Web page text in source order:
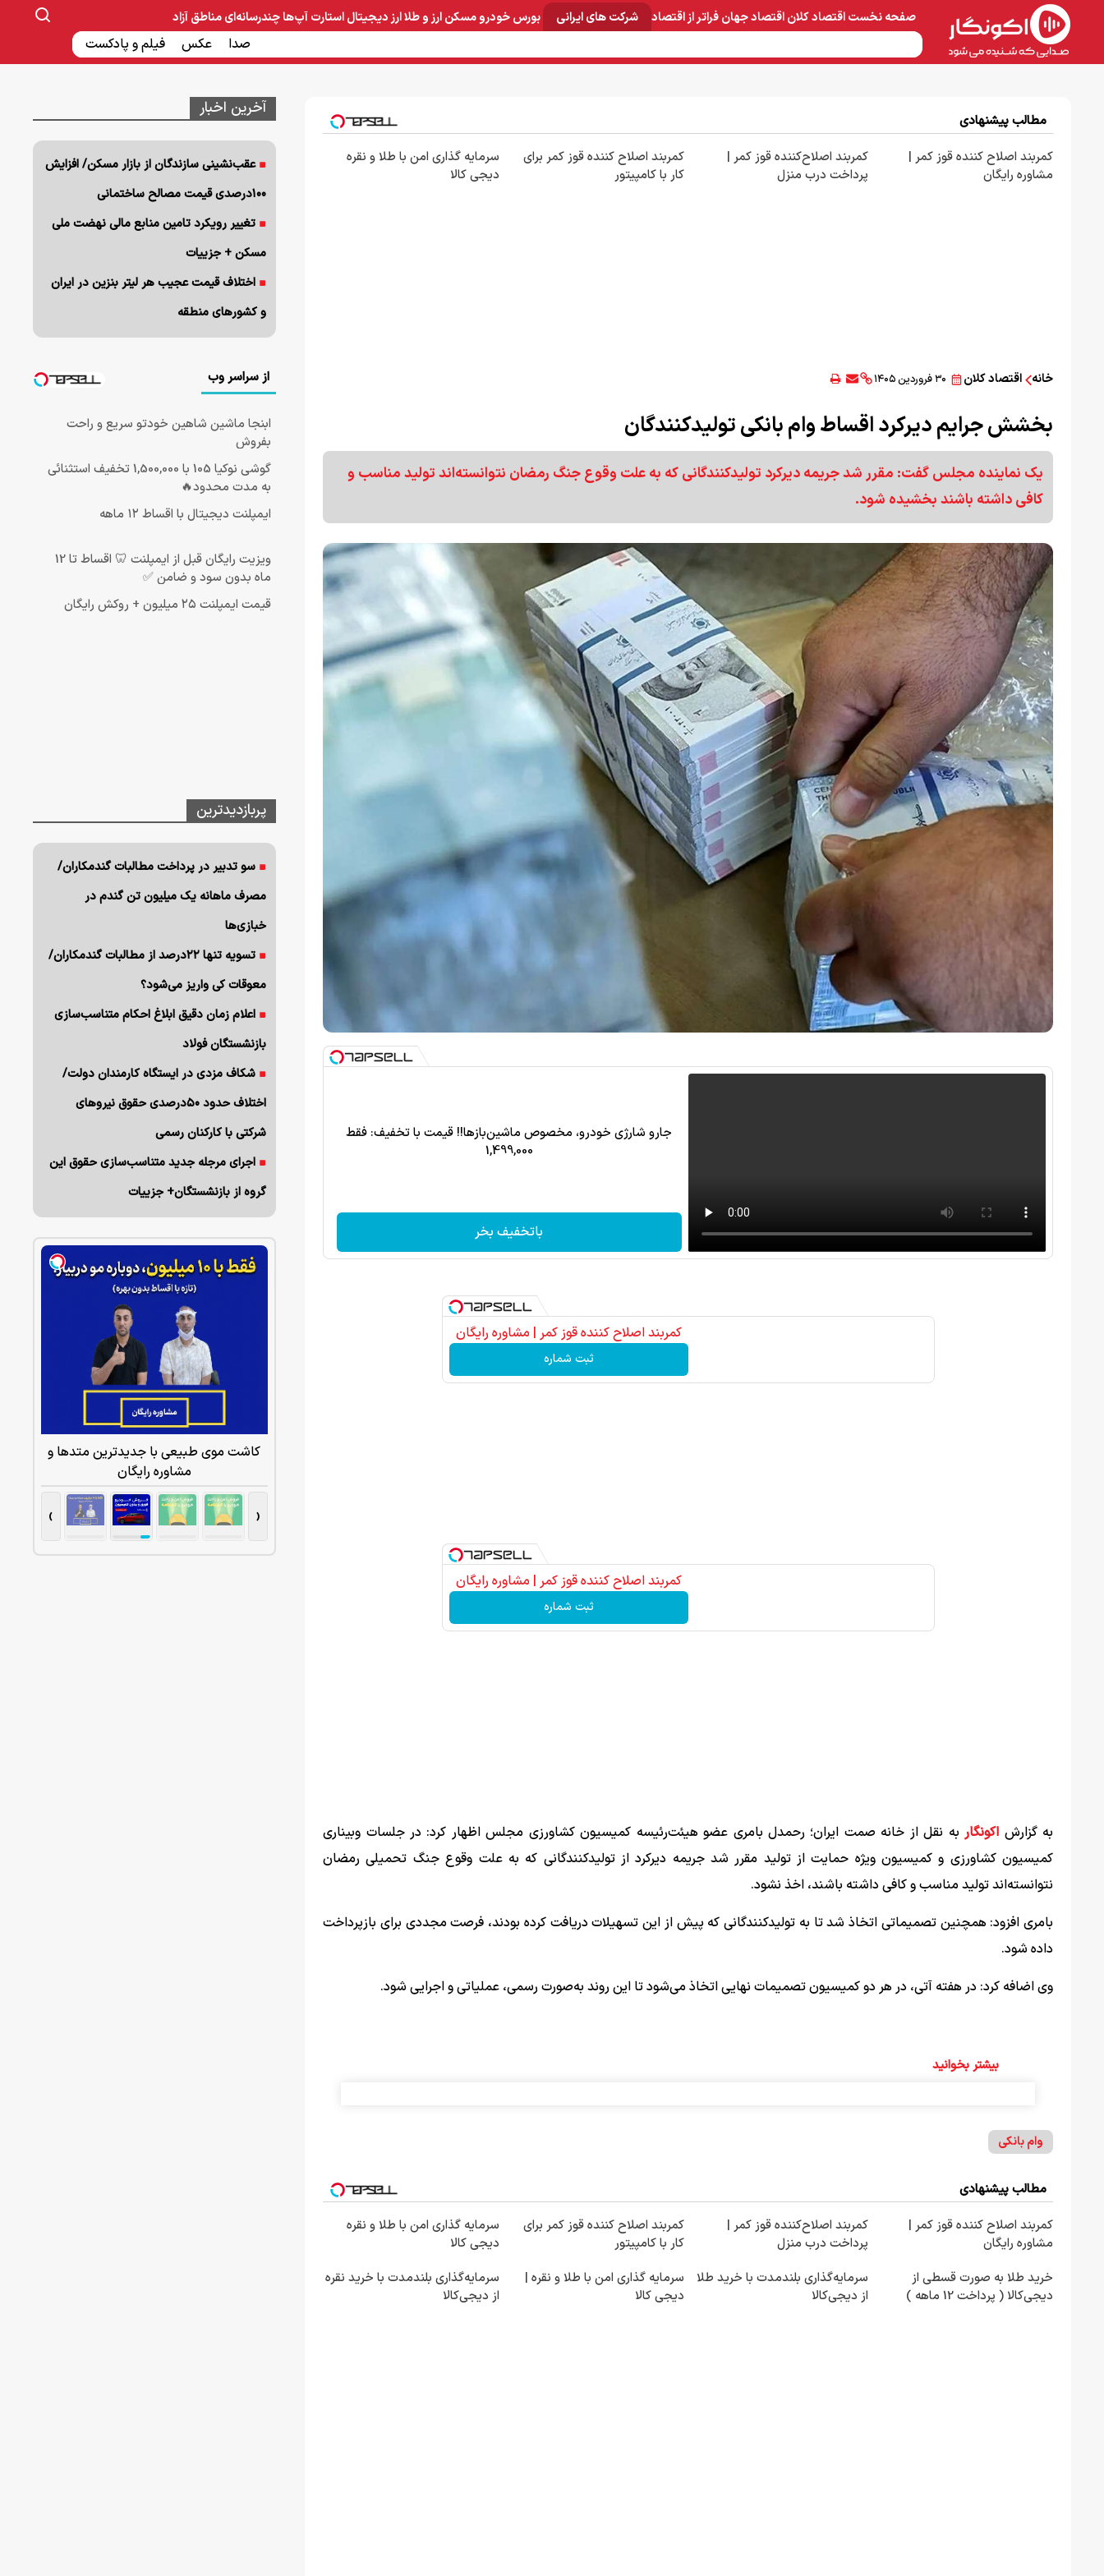
صفحه نخستاقتصاد کلاناقتصاد جهانفراتر از اقتصاد شرکت های ایرانی
صنایع غذایی و دارویی ساخت و ساز بانک و بیمه
بورسخودرومسکنارز و طلاارز دیجیتالاستارت آپ‌هاچندرسانه‌ای
صدا عکس فیلم و پادکست
مناطق آزاد
مطالب پیشنهادی
کمربند اصلاح کننده قوز کمر |
مشاوره رایگان
کمربند اصلاح‌کننده قوز کمر |
پرداخت درب منزل
کمربند اصلاح کننده قوز کمر برای
کار با کامپیتور
سرمایه گذاری امن با طلا و نقره
دیجی کالا
خانه اقتصاد کلان ۳۰ فروردین ۱۴۰۵
بخشش جرایم دیرکرد اقساط وام بانکی تولیدکنندگان
یک نماینده مجلس گفت: مقرر شد جریمه دیرکرد تولیدکنندگانی که به علت وقوع جنگ رمضان نتوانسته‌اند تولید مناسب و
کافی داشته باشند بخشیده شود.
جارو شارژی خودرو، مخصوص ماشین‌باز‌ها!! قیمت با تخفیف: فقط
1,499,000
باتخفیف بخر
کمربند اصلاح کننده قوز کمر | مشاوره رایگان
ثبت شماره
کمربند اصلاح کننده قوز کمر | مشاوره رایگان
ثبت شماره
به گزارش اکونگار به نقل از خانه صمت ایران؛ رحمدل بامری ‌عضو هیئت‌رئیسه کمیسیون کشاورزی مجلس اظهار کرد: در جلسات وبیناری
کمیسیون کشاورزی و کمیسیون ویژه حمایت از تولید مقرر شد جریمه دیرکرد از تولیدکنندگانی که به علت وقوع جنگ تحمیلی رمضان
نتوانسته‌اند تولید مناسب و کافی داشته باشند، اخذ نشود.
بامری افزود: همچنین تصمیماتی اتخاذ شد تا به تولیدکنندگانی که پیش از این تسهیلات دریافت کرده بودند، فرصت مجددی برای بازپرداخت
داده شود.
وی اضافه کرد: در هفته آتی، در هر دو کمیسیون تصمیمات نهایی اتخاذ می‌شود تا این روند به‌صورت رسمی، عملیاتی و اجرایی شود.
بیشتر بخوانید
وام بانکی
مطالب پیشنهادی
کمربند اصلاح کننده قوز کمر |
مشاوره رایگان
کمربند اصلاح‌کننده قوز کمر |
پرداخت درب منزل
کمربند اصلاح کننده قوز کمر برای
کار با کامپیتور
سرمایه گذاری امن با طلا و نقره
دیجی کالا
خرید طلا به صورت قسطی از
دیجی‌کالا ( پرداخت 12 ماهه )
سرمایه‌گذاری بلندمدت با خرید طلا
از دیجی‌کالا
سرمایه گذاری امن با طلا و نقره |
دیجی کالا
سرمایه‌گذاری بلندمدت با خرید نقره
از دیجی‌کالا
آخرین اخبار
عقب‌نشینی سازندگان از بازار مسکن/ افزایش
۱۰۰درصدی قیمت مصالح ساختمانی
تغییر رویکرد تامین منابع مالی نهضت ملی
مسکن + جزییات
اختلاف قیمت عجیب هر لیتر بنزین در ایران
و کشورهای منطقه
از سراسر وب
ابنجا ماشین شاهین خودتو سریع و راحت
بفروش
گوشی نوکیا 105 با 1,500,000 تخفیف استثنائی
به مدت محدود🔥
ایمپلنت دیجیتال با اقساط ۱۲ ماهه
ویزیت رایگان قبل از ایمپلنت 🦷 اقساط تا 12
ماه بدون سود و ضامن ✅
قیمت ایمپلنت ۲۵ میلیون + روکش رایگان
پربازدیدترین
سو تدبیر در پرداخت مطالبات گندمکاران/
مصرف ماهانه یک میلیون تن گندم در
خبازی‌ها
تسویه تنها ۲۲درصد از مطالبات گندمکاران/
معوقات کی واریز می‌شود؟
اعلام زمان دقیق ابلاغ احکام متناسب‌سازی
بازنشستگان فولاد
شکاف مزدی در ایستگاه کارمندان دولت/
اختلاف حدود ۵۰درصدی حقوق نیروهای
شرکتی با کارکنان رسمی
اجرای مرجله جدید متناسب‌سازی حقوق این
گروه از بازنشستگان+ جزییات
کاشت موی طبیعی با جدیدترین متدها و
مشاوره رایگان
‹
›